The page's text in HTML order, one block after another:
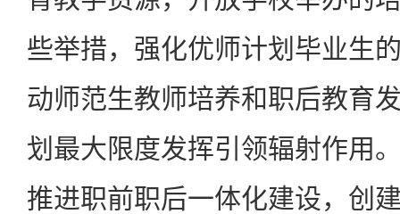
些举措，强化优师计划毕业生
动师范生教师培养和职后教育
划最大限度发挥引领辐射作用
推进职前职后一体化建设，创